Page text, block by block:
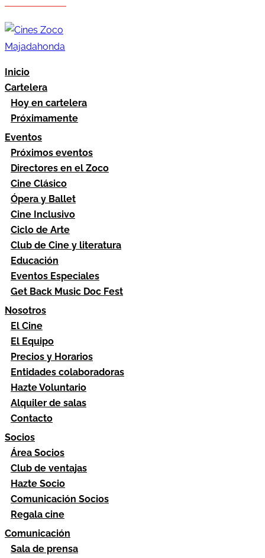
Inicio
Cartelera
Hoy en cartelera
Próximamente
Eventos
Próximos eventos
Directores en el Zoco
Cine Clásico
Ópera y Ballet
Cine Inclusivo
Ciclo de Arte
Club de Cine y literatura
Educación
Eventos Especiales
Get Back Music Doc Fest
Nosotros
El Cine
El Equipo
Precios y Horarios
Entidades colaboradoras
Hazte Voluntario
Alquiler de salas
Contacto
Socios
Área Socios
Club de ventajas
Hazte Socio
Comunicación Socios
Regala cine
Comunicación
Sala de prensa